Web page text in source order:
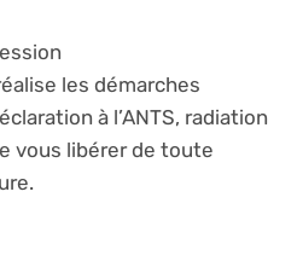
les démarches
à l’ANTS, radiation
vous libérer de toute